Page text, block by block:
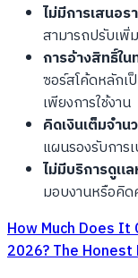
ไม่มีการเสนอ
สามารถปรับเพิ่
การอ้างสิทธิ์ใ
ซอร์สโค้ดหลัก
เพียงการใช้งาน
คิดเงินเต็มจำ
แผนรองรับการ
ไม่มีบริการดูแ
มอบงานหรือคิด
How Much Does It
2026? The